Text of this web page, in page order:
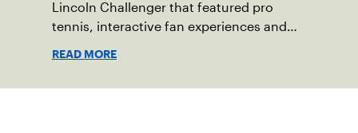
Lincoln Challenger that featured pro
tennis, interactive fan experiences and
READ MORE